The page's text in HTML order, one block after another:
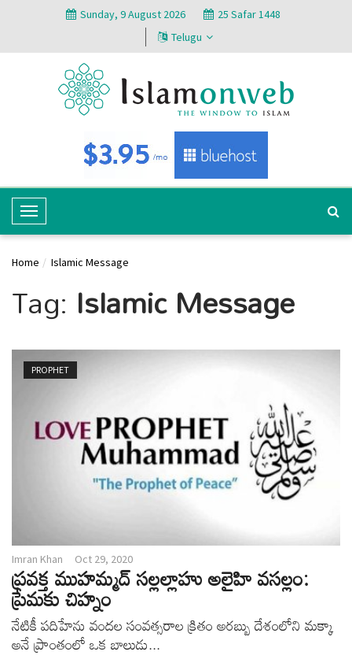
Sunday, 9 August 2026
25 Safar 1448
Telugu
T
o
g
e
a
v
i
a
Home Islamic Message
Tag: Islamic Message
PROPHET
Imran Khan Oct 29, 2020
ప్రవక్త ముహమ్మద్ సల్లల్లాహు అలైహి వసల్లం:
ప్రేమకు చిహ్నం
నేటికీ పదిహేను వందల సంవత్సరాల క్రితం అరబ్బు దేశంలోని మక్కా
అనే ప్రాంతంలో ఒక బాలుడు...